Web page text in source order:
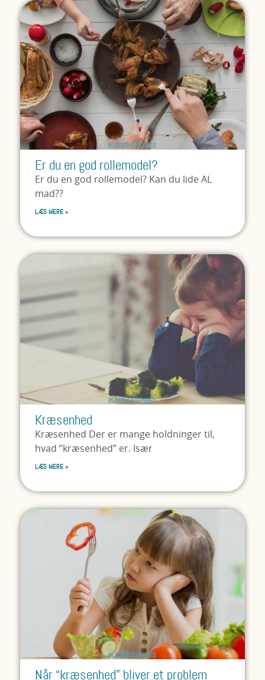
BLOGKRÆSENHED
Er du en god rollemodel?
Er du en god rollemodel? Kan du lide AL
mad??
LÆS MERE »
BLOGKRÆSENHED
Kræsenhed
Kræsenhed Der er mange holdninger til,
hvad “kræsenhed” er. Især
LÆS MERE »
BLOGKRÆSENHED
Når “kræsenhed” bliver et problem